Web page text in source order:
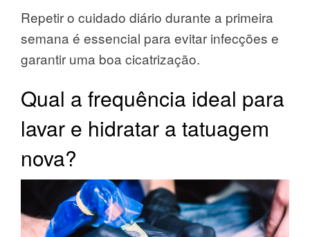
Repetir o cuidado diário durante a primeira
semana é essencial para evitar infecções e
garantir uma boa cicatrização.
Qual a frequência ideal para
lavar e hidratar a tatuagem
nova?